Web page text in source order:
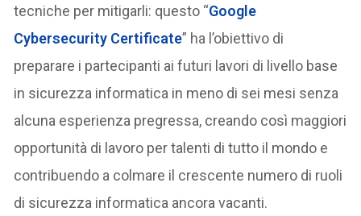
tecniche per mitigarli: questo “Google
Cybersecurity Certificate” ha l’obiettivo di
preparare i partecipanti ai futuri lavori di livello base
in sicurezza informatica in meno di sei mesi senza
alcuna esperienza pregressa, creando così maggiori
opportunità di lavoro per talenti di tutto il mondo e
contribuendo a colmare il crescente numero di ruoli
di sicurezza informatica ancora vacanti.